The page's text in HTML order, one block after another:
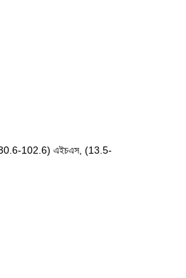
102.6) এইচএস, (13.5-